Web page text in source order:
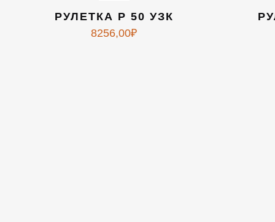
РУЛЕТКА Р 50 УЗК
8256,00₽